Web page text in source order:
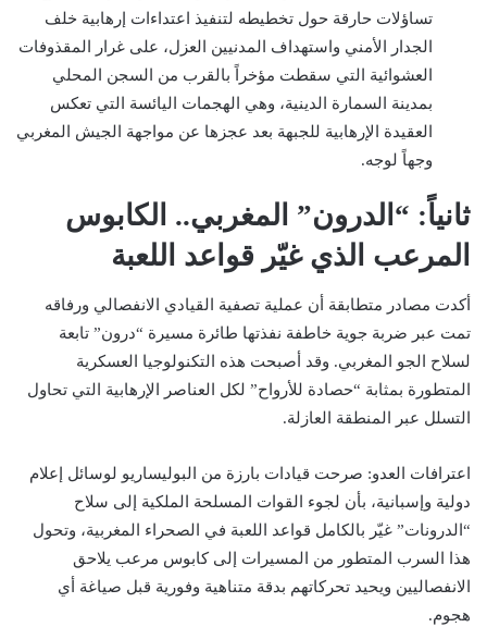
تساؤلات حارقة حول تخطيطه لتنفيذ اعتداءات إرهابية خلف
الجدار الأمني واستهداف المدنيين العزل، على غرار المقذوفات
العشوائية التي سقطت مؤخراً بالقرب من السجن المحلي
بمدينة السمارة الدينية، وهي الهجمات اليائسة التي تعكس
العقيدة الإرهابية للجبهة بعد عجزها عن مواجهة الجيش المغربي
وجهاً لوجه.
ثانياً: “الدرون” المغربي.. الكابوس
المرعب الذي غيّر قواعد اللعبة
أكدت مصادر متطابقة أن عملية تصفية القيادي الانفصالي ورفاقه
تمت عبر ضربة جوية خاطفة نفذتها طائرة مسيرة “درون” تابعة
لسلاح الجو المغربي. وقد أصبحت هذه التكنولوجيا العسكرية
المتطورة بمثابة “حصادة للأرواح” لكل العناصر الإرهابية التي تحاول
التسلل عبر المنطقة العازلة.
اعترافات العدو: صرحت قيادات بارزة من البوليساريو لوسائل إعلام
دولية وإسبانية، بأن لجوء القوات المسلحة الملكية إلى سلاح
“الدرونات” غيّر بالكامل قواعد اللعبة في الصحراء المغربية، وتحول
هذا السرب المتطور من المسيرات إلى كابوس مرعب يلاحق
الانفصاليين ويحيد تحركاتهم بدقة متناهية وفورية قبل صياغة أي
هجوم.